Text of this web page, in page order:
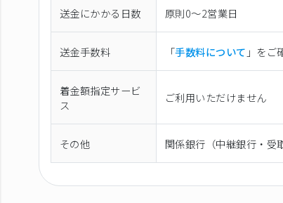
送金にかかる日数 原則0〜2営業日
送金手数料 「手数料について 」をご
着金額指定サービ
ス
ご利用いただけません
その他 関係銀行（中継銀行・受